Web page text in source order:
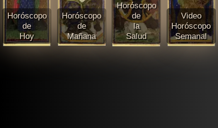
Horóscopo
de
Hoy
Horóscopo
de
Mañana
Horóscopo
de
la
Salud
Video
Horóscopo
Semanal